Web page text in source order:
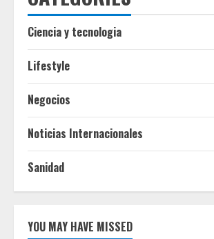
Ciencia y tecnologia
Lifestyle
Negocios
Noticias Internacionales
Sanidad
YOU MAY HAVE MISSED